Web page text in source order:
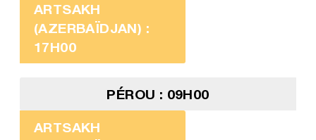
ARTSAKH
(AZERBAÏDJAN) :
17H00
PÉROU : 09H00
ARTSAKH